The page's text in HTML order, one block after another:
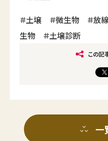
＃土壌 ＃微生物 ＃放
生物 ＃土壌診断
この記
一